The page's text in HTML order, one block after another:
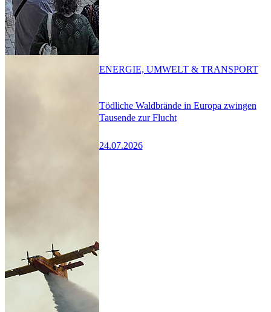
Tödliche Waldbrände in Europa zwingen
Tausende zur Flucht
24.07.2026
ENERGIE, UMWELT & TRANSPORT